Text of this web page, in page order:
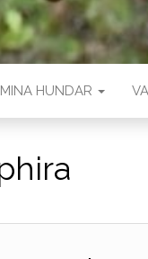
MINA HUNDAR